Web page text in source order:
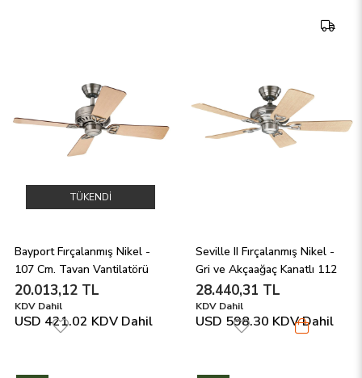
TÜKENDI
Bayport Fırçalanmış Nikel -
107 Cm. Tavan Vantilatörü
20.013,12 TL
KDV Dahil
USD 421.02 KDV Dahil
Seville II Fırçalanmış Nikel -
Gri ve Akçaağaç Kanatlı 112
Cm. Tavan Vantilatörü
28.440,31 TL
KDV Dahil
USD 598.30 KDV Dahil